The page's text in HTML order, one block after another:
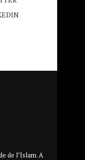
de l’Islam. A